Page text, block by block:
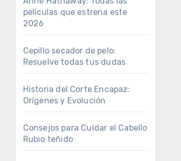
películas que estrena este
2026
Cepillo secador de pelo:
Resuelve todas tus dudas
Historia del Corte Encapaz:
Orígenes y Evolución
Consejos para Cuidar el Cabello
Rubio teñido